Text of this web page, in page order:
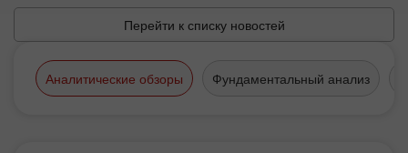
Перейти к списку новостей
Аналитические обзоры Фундаментальный анализ